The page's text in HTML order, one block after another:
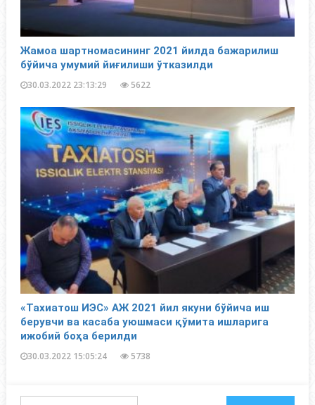
Жамоа шартномасининг 2021 йилда бажарилиш
бўйича умумий йиғилиши ўтказилди
30.03.2022 23:13:29 5622
«Тахиатош ИЭС» АЖ 2021 йил якуни бўйича иш
берувчи ва касаба уюшмаси қўмита ишларига
ижобий боҳа берилди
30.03.2022 15:05:24 5738